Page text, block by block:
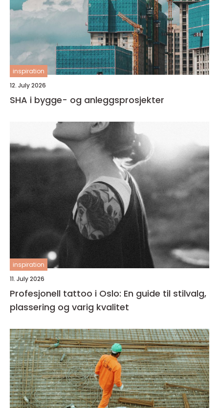
inspiration
12. July 2026
SHA i bygge- og anleggsprosjekter
inspiration
11. July 2026
Profesjonell tattoo i Oslo: En guide til stilvalg,
plassering og varig kvalitet